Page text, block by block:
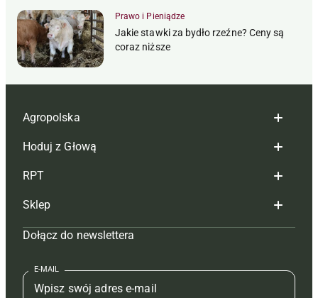
Prawo i Pieniądze
Jakie stawki za bydło rzeźne? Ceny są
coraz niższe
Agropolska
Redakcja
Reklama
Tagi
Mapa serwisu
Kontakt
Regulamin
Hoduj z Głową
Hoduj z głową bydło
Hoduj z głową świnie
Prenumerata
Redakcja
Kontakt
RPT
Redakcja
Prenumerata
Reklama
Kontakt
Sklep
Czasopisma i prenumerata
Książki
Dołącz do newslettera
E-MAIL